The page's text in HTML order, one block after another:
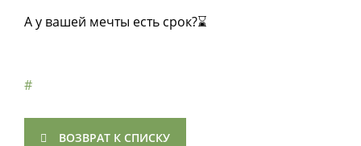
А у вашей мечты есть срок?⌛️
#
ВОЗВРАТ К СПИСКУ